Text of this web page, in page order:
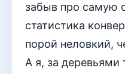
забыв про самую
статистика
порой неловкий,
А я, за деревьями